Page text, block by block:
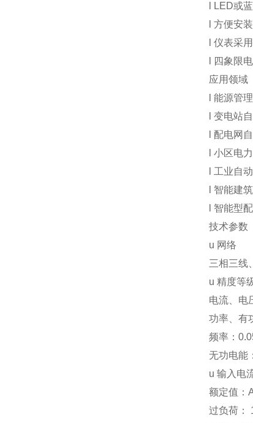
l LED或
方便安
仪表采
四象限
应用领域
能源管
变电站
配电网
小区电
工业自
智能建筑
智能型
技术参数
u 网络
三相三线
u 精度等
电流、电
功率、有
频率：
无功电能
u 输入电
额定值：
过负荷：